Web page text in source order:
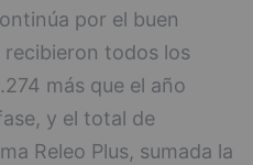
por el buen
recibieron todos los
más que el año
y el total de
Releo Plus, sumada la